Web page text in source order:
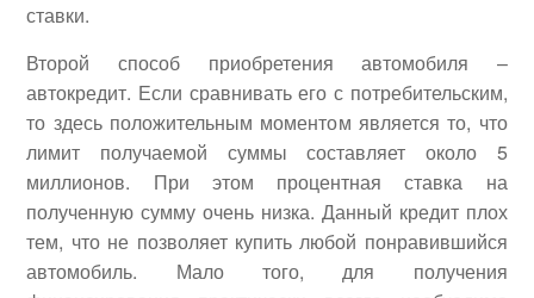
ставки.
Второй способ приобретения автомобиля –
автокредит. Если сравнивать его с потребительским,
то здесь положительным моментом является то, что
лимит получаемой суммы составляет около 5
миллионов. При этом процентная ставка на
полученную сумму очень низка. Данный кредит плох
тем, что не позволяет купить любой понравившийся
автомобиль. Мало того, для получения